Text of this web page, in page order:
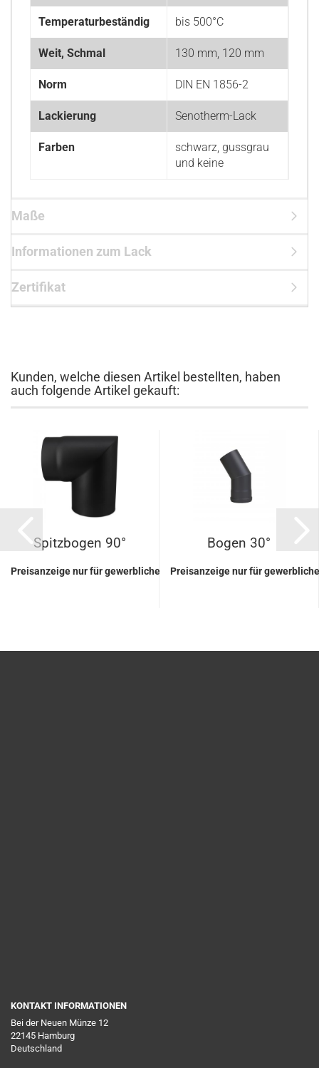
Temperaturbeständig bis 500°C
Weit, Schmal 130 mm, 120 mm
Norm DIN EN 1856-2
Lackierung Senotherm-Lack
Farben
schwarz, gussgrau
und keine
Maße
Informationen zum Lack
Zertifikat
Kunden, welche diesen Artikel bestellten, haben
auch folgende Artikel gekauft:
Spitzbogen 90°
Preisanzeige nur für gewerbliche Kunden
Bogen 30°
Preisanzeige nur für
KONTAKT INFORMATIONEN
Bei der Neuen Münze 12
22145 Hamburg
Deutschland